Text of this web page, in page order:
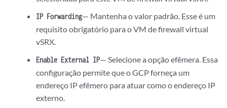
IP Forwarding— Mantenha o valor padrão. Esse é um
requisito obrigatório para o VM de firewall virtual
vSRX.
Enable External IP— Selecione a opção efêmera. Essa
configuração permite que o GCP forneça um
endereço IP efêmero para atuar como o endereço IP
externo.